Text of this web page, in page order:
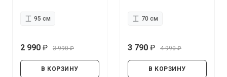
95 см
2 990
3 990
В КОРЗИНУ
70 см
3 790
4 990
В КОРЗИНУ